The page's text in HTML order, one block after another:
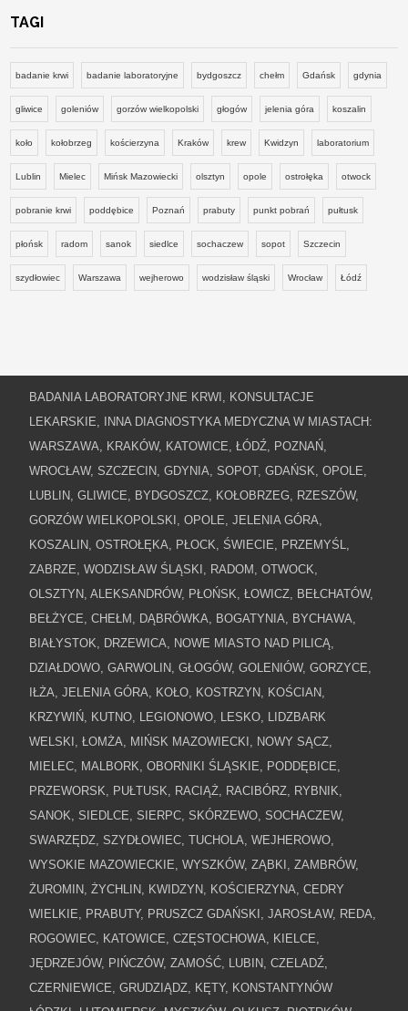
TAGI
badanie krwi badanie laboratoryjne bydgoszcz chełm Gdańsk gdynia
gliwice goleniów gorzów wielkopolski głogów jelenia góra koszalin
koło kołobrzeg kościerzyna Kraków krew Kwidzyn laboratorium
Lublin Mielec Mińsk Mazowiecki olsztyn opole ostrołęka otwock
pobranie krwi poddębice Poznań prabuty punkt pobrań pułtusk
płońsk radom sanok siedlce sochaczew sopot Szczecin
szydłowiec Warszawa wejherowo wodzisław śląski Wrocław Łódź
BADANIA LABORATORYJNE KRWI, KONSULTACJE
LEKARSKIE, INNA DIAGNOSTYKA MEDYCZNA W MIASTACH:
WARSZAWA, KRAKÓW, KATOWICE, ŁÓDŹ, POZNAŃ,
WROCŁAW, SZCZECIN, GDYNIA, SOPOT, GDAŃSK, OPOLE,
LUBLIN, GLIWICE, BYDGOSZCZ, KOŁOBRZEG, RZESZÓW,
GORZÓW WIELKOPOLSKI, OPOLE, JELENIA GÓRA,
KOSZALIN, OSTROŁĘKA, PŁOCK, ŚWIECIE, PRZEMYŚL,
ZABRZE, WODZISŁAW ŚLĄSKI, RADOM, OTWOCK,
OLSZTYN, ALEKSANDRÓW, PŁOŃSK, ŁOWICZ, BEŁCHATÓW,
BEŁŻYCE, CHEŁM, DĄBRÓWKA, BOGATYNIA, BYCHAWA,
BIAŁYSTOK, DRZEWICA, NOWE MIASTO NAD PILICĄ,
DZIAŁDOWO, GARWOLIN, GŁOGÓW, GOLENIÓW, GORZYCE,
IŁŻA, JELENIA GÓRA, KOŁO, KOSTRZYN, KOŚCIAN,
KRZYWIŃ, KUTNO, LEGIONOWO, LESKO, LIDZBARK
WELSKI, ŁOMŻA, MIŃSK MAZOWIECKI, NOWY SĄCZ,
MIELEC, MALBORK, OBORNIKI ŚLĄSKIE, PODDĘBICE,
PRZEWORSK, PUŁTUSK, RACIĄŻ, RACIBÓRZ, RYBNIK,
SANOK, SIEDLCE, SIERPC, SKÓRZEWO, SOCHACZEW,
SWARZĘDZ, SZYDŁOWIEC, TUCHOLA, WEJHEROWO,
WYSOKIE MAZOWIECKIE, WYSZKÓW, ZĄBKI, ZAMBRÓW,
ŻUROMIN, ŻYCHLIN, KWIDZYN, KOŚCIERZYNA, CEDRY
WIELKIE, PRABUTY, PRUSZCZ GDAŃSKI, JAROSŁAW, REDA,
ROGOWIEC, KATOWICE, CZĘSTOCHOWA, KIELCE,
JĘDRZEJÓW, PIŃCZÓW, ZAMOŚĆ, LUBIN, CZELADŹ,
CZERNIEWICE, GRUDZIĄDZ, KĘTY, KONSTANTYNÓW